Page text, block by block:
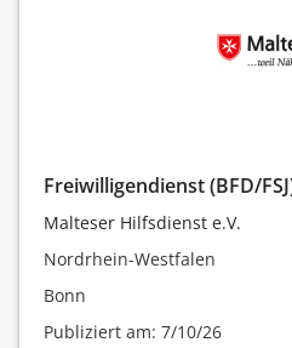
Freiwilligendienst (BFD/
Malteser Hilfsdienst e.V.
Nordrhein-Westfalen
Bonn
Publiziert am: 7/10/26